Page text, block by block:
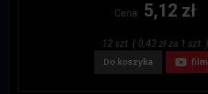
Cena: 5,12 zł
12 szt. ( 0,43 zł za 1 szt. )
Do koszyka film